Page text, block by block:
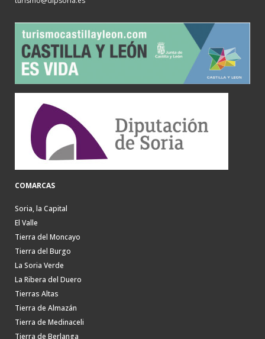
COMARCAS
Soria, la Capital
El Valle
Tierra del Moncayo
Tierra del Burgo
La Soria Verde
La Ribera del Duero
Tierras Altas
Tierra de Almazán
Tierra de Medinaceli
Tierra de Berlanga